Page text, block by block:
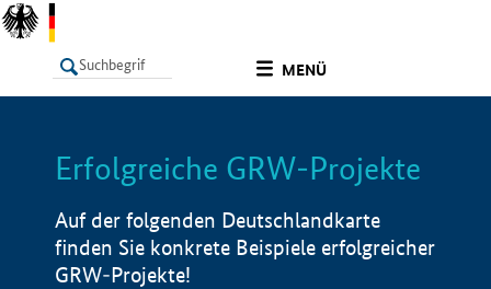
MENÜ
LISTE Info
Erfolgreiche GRW-Projekte
Auf der folgenden Deutschlandkarte
finden Sie konkrete Beispiele erfolgreicher
GRW-Projekte!